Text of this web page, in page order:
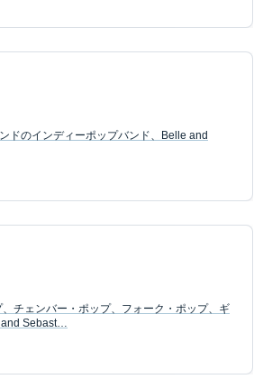
ドのインディーポップバンド、Belle and
チェンバー・ポップ、フォーク・ポップ、ギ
and Sebast…